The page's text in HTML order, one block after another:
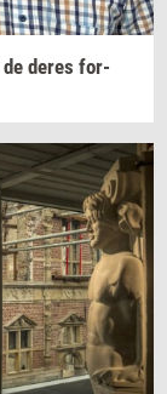
de deres for­